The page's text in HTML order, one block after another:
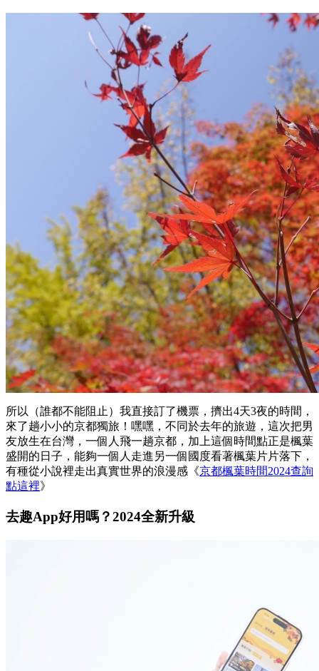
所以（誰都不能阻止）我直接訂了機票，擠出4天3夜的時間，
來了趟小小的京都獨旅！嘿嘿，不同於去年的旅遊，這次把男
友放生在台灣，一個人飛一趟京都，加上這個時間點正是楓葉
盛開的日子，能夠一個人走進另一個國度看著楓葉片片落下，
有種從小說裡走出真實世界的浪漫感《京都楓葉時間2024查詢
點這裡》
去趣App好用嗎？2024全新升級